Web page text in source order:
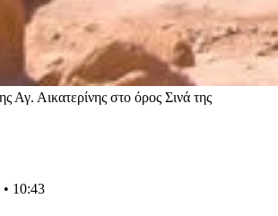
Αγ. Αικατερίνης στο όρος Σινά της
• 10:43